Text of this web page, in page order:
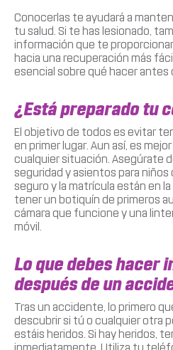
Conocerlas te ayudará a
tu salud. Si te has lesionado,
información que te
hacia una recuperación más
esencial sobre qué hacer
¿Está preparado tu
El objetivo de todos es evitar
en primer lugar. Aun así, es
cualquier situación. Asegúrate
seguridad y asientos para
seguro y la matrícula están en
tener un botiquín de primeros
cámara que funcione y una
móvil.
Lo que debes hacer
después de un
Tras un accidente, lo primero
descubrir si tú o cualquier otra
estáis heridos. Si hay heridos,